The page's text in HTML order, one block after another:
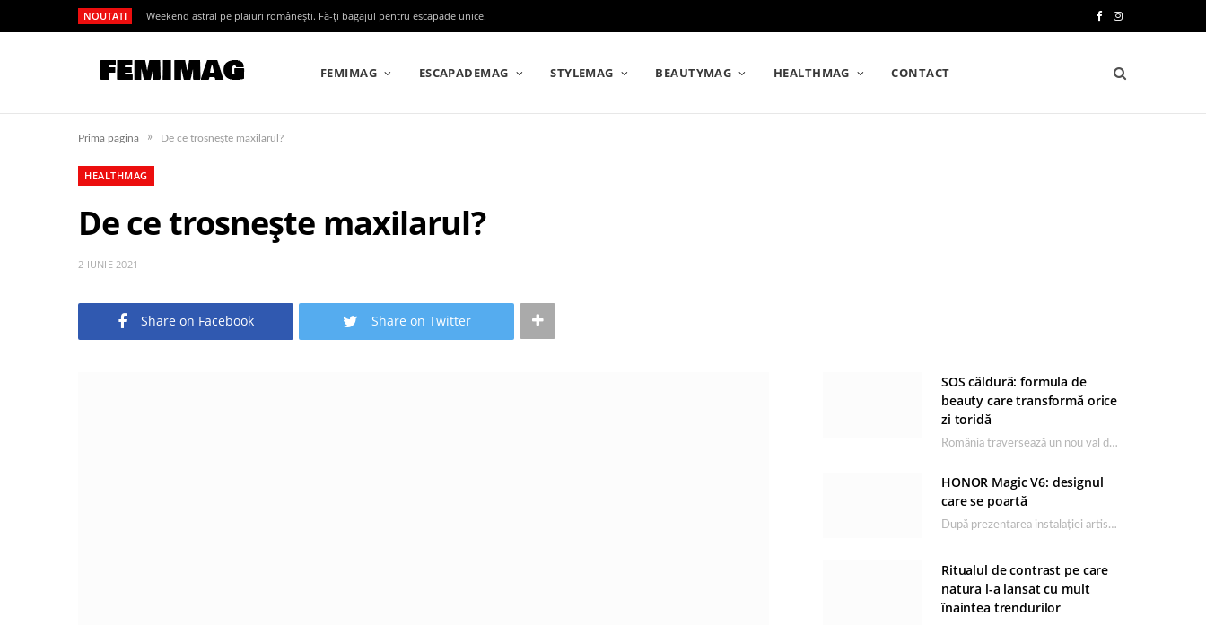
NOUTATI Weekend astral pe plaiuri românești. Fă-ți bagajul pentru escapade unice!
e
I
s
t
FEMIMAG ESCAPADEMAG STYLEMAG BEAUTYMAG HEALTHMAG CONTACT
Prima pagină » De ce trosnește maxilarul?
HEALTHMAG
De ce trosnește maxilarul?
2 IUNIE 2021
Share on Facebook Share on Twitter
SOS căldură: formula de
beauty care transformă orice
zi toridă
România traversează un nou val de căldură, iar rutina de îngrijire capătă un rol esențial…
HONOR Magic V6: designul
care se poartă
După prezentarea instalației artistice semnată de Catrinel Săbăciag în cadrul evenimentului de lansare HONOR Magic…
Ritualul de contrast pe care
natura l-a lansat cu mult
înaintea trendurilor